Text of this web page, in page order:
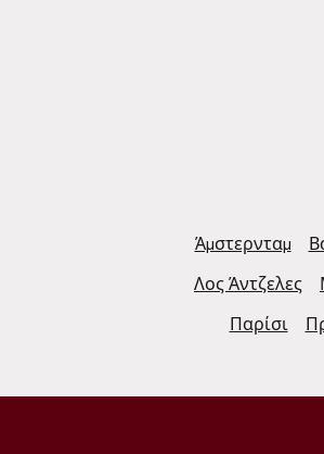
Άμστερνταμ
Λος Άντζελες
Παρίσι